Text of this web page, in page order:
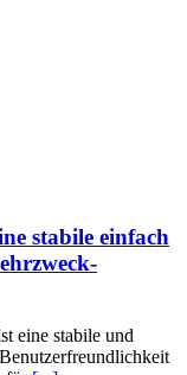
stabile einfach
eine stabile und